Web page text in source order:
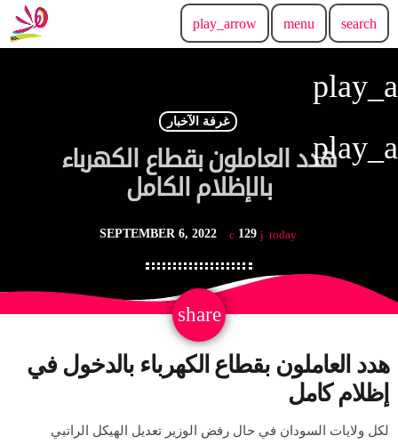
search
menu
play_arrow
غرفة الآخبار
هدد العاملون بقطاع الكهرباء
بالإظلام الكامل
today
SEPTEMBER 6, 2022 129
share
email
هدد العاملون بقطاع الكهرباء بالدخول في
إظلام كامل
لكل ولايات السودان في حال رفض الوزير تعديل الهيكل الراتبي